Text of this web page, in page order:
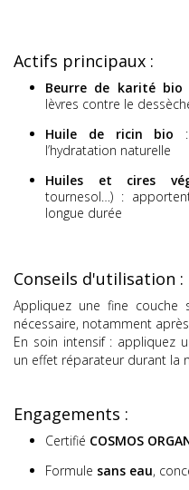
Actifs principaux :
Beurre de karité bio
lèvres contre le
Huile de ricin bio
l’hydratation naturelle
Huiles et cires
tournesol…) :
longue durée
Conseils d'utilisation :
Appliquez une fine couche
nécessaire, notamment
En soin intensif : appliquez
un effet réparateur durant la
Engagements :
Certifié COSMOS
Formule sans eau,